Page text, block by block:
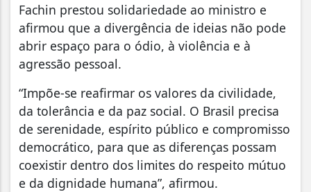
Fachin prestou solidariedade ao ministro e
afirmou que a divergência de ideias não pode
abrir espaço para o ódio, à violência e à
agressão pessoal.
“Impõe-se reafirmar os valores da civilidade,
da tolerância e da paz social. O Brasil precisa
de serenidade, espírito público e compromisso
democrático, para que as diferenças possam
coexistir dentro dos limites do respeito mútuo
e da dignidade humana”, afirmou.